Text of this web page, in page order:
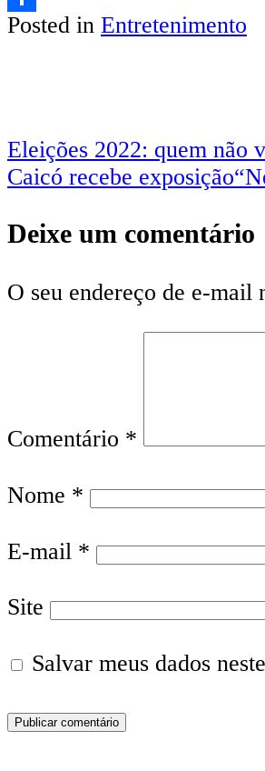
Share
Posted in Entretenimento
Navegação
de
Post
Eleições 2022: quem não
Caicó recebe
Deixe um comentário
O seu endereço de e-mail
Comentário *
Nome *
E-mail *
Site
Salvar meus dados